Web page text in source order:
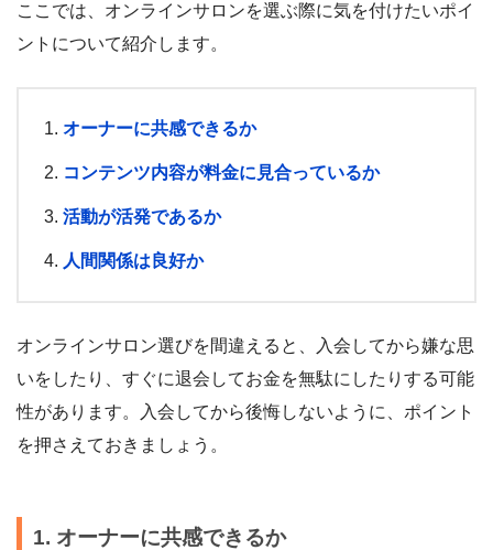
ここでは、オンラインサロンを選ぶ際に気を付けたいポイ
ントについて紹介します。
オーナーに共感できるか
コンテンツ内容が料金に見合っているか
活動が活発であるか
人間関係は良好か
オンラインサロン選びを間違えると、入会してから嫌な思
いをしたり、すぐに退会してお金を無駄にしたりする可能
性があります。入会してから後悔しないように、ポイント
を押さえておきましょう。
1. オーナーに共感できるか